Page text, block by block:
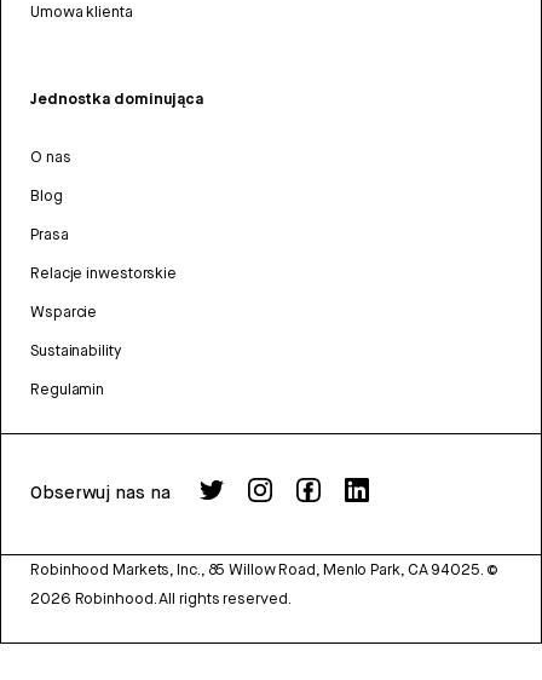
Umowa klienta
Jednostka dominująca
O nas
Blog
Prasa
Relacje inwestorskie
Wsparcie
Sustainability
Regulamin
Obserwuj nas na
Robinhood Markets, Inc., 85 Willow Road, Menlo Park, CA 94025. ©
2026 Robinhood. All rights reserved.